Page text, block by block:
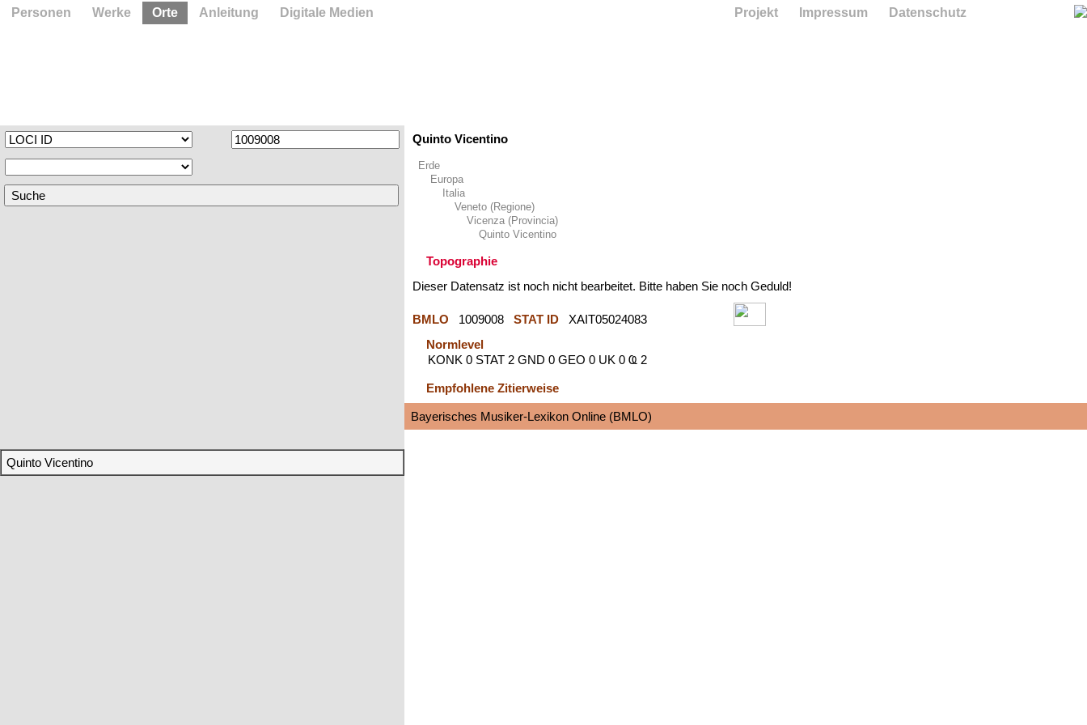
Quinto Vicentino
Quinto Vicentino
Erde
Europa
Italia
Veneto (Regione)
Vicenza (Provincia)
Quinto Vicentino
Topographie
Dieser Datensatz ist noch nicht bearbeitet. Bitte haben Sie noch Geduld!
BMLO 1009008 STAT ID
XAIT05024083
Normlevel
KONK 0 STAT 2 GND 0 GEO 0 UK 0 Ҩ 2
Empfohlene Zitierweise
Bayerisches Musiker-Lexikon Online (BMLO)
Personen Werke Orte Anleitung Digitale Medien Projekt Impressum Datenschutz